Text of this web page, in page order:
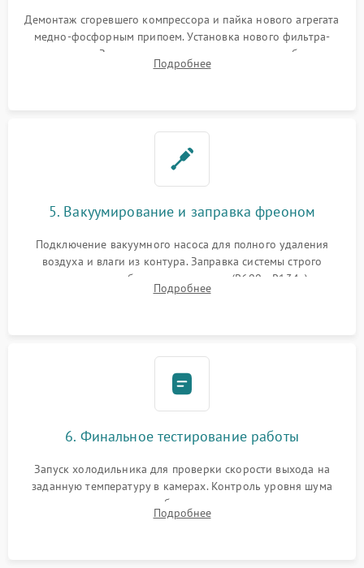
Демонтаж сгоревшего компрессора и пайка нового агрегата
медно-фосфорным припоем. Установка нового фильтра-
осушителя. Замена изношенных вентиляторов обдува,
сломанных заслонок или поврежденных дверных петель.
Подробнее
5. Вакуумирование и заправка фреоном
Подключение вакуумного насоса для полного удаления
воздуха и влаги из контура. Заправка системы строго
дозированным объемом хладагента (R600a, R134a) по
электронным весам. Контроль рабочего давления в системе.
Подробнее
6. Финальное тестирование работы
Запуск холодильника для проверки скорости выхода на
заданную температуру в камерах. Контроль уровня шума
компрессора, отсутствия обмерзания стенок и корректного
срабатывания системы автоматической оттайки.
Подробнее